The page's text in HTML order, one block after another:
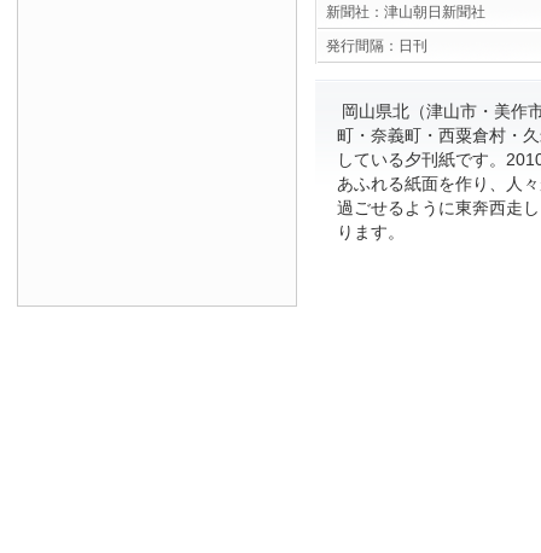
新聞社： 津山朝日新聞社
発行間隔： 日刊
岡山県北（津山市・美作
町・奈義町・西粟倉村・
している夕刊紙です。
あふれる紙面を作り、人
過ごせるように東奔西走
ります。